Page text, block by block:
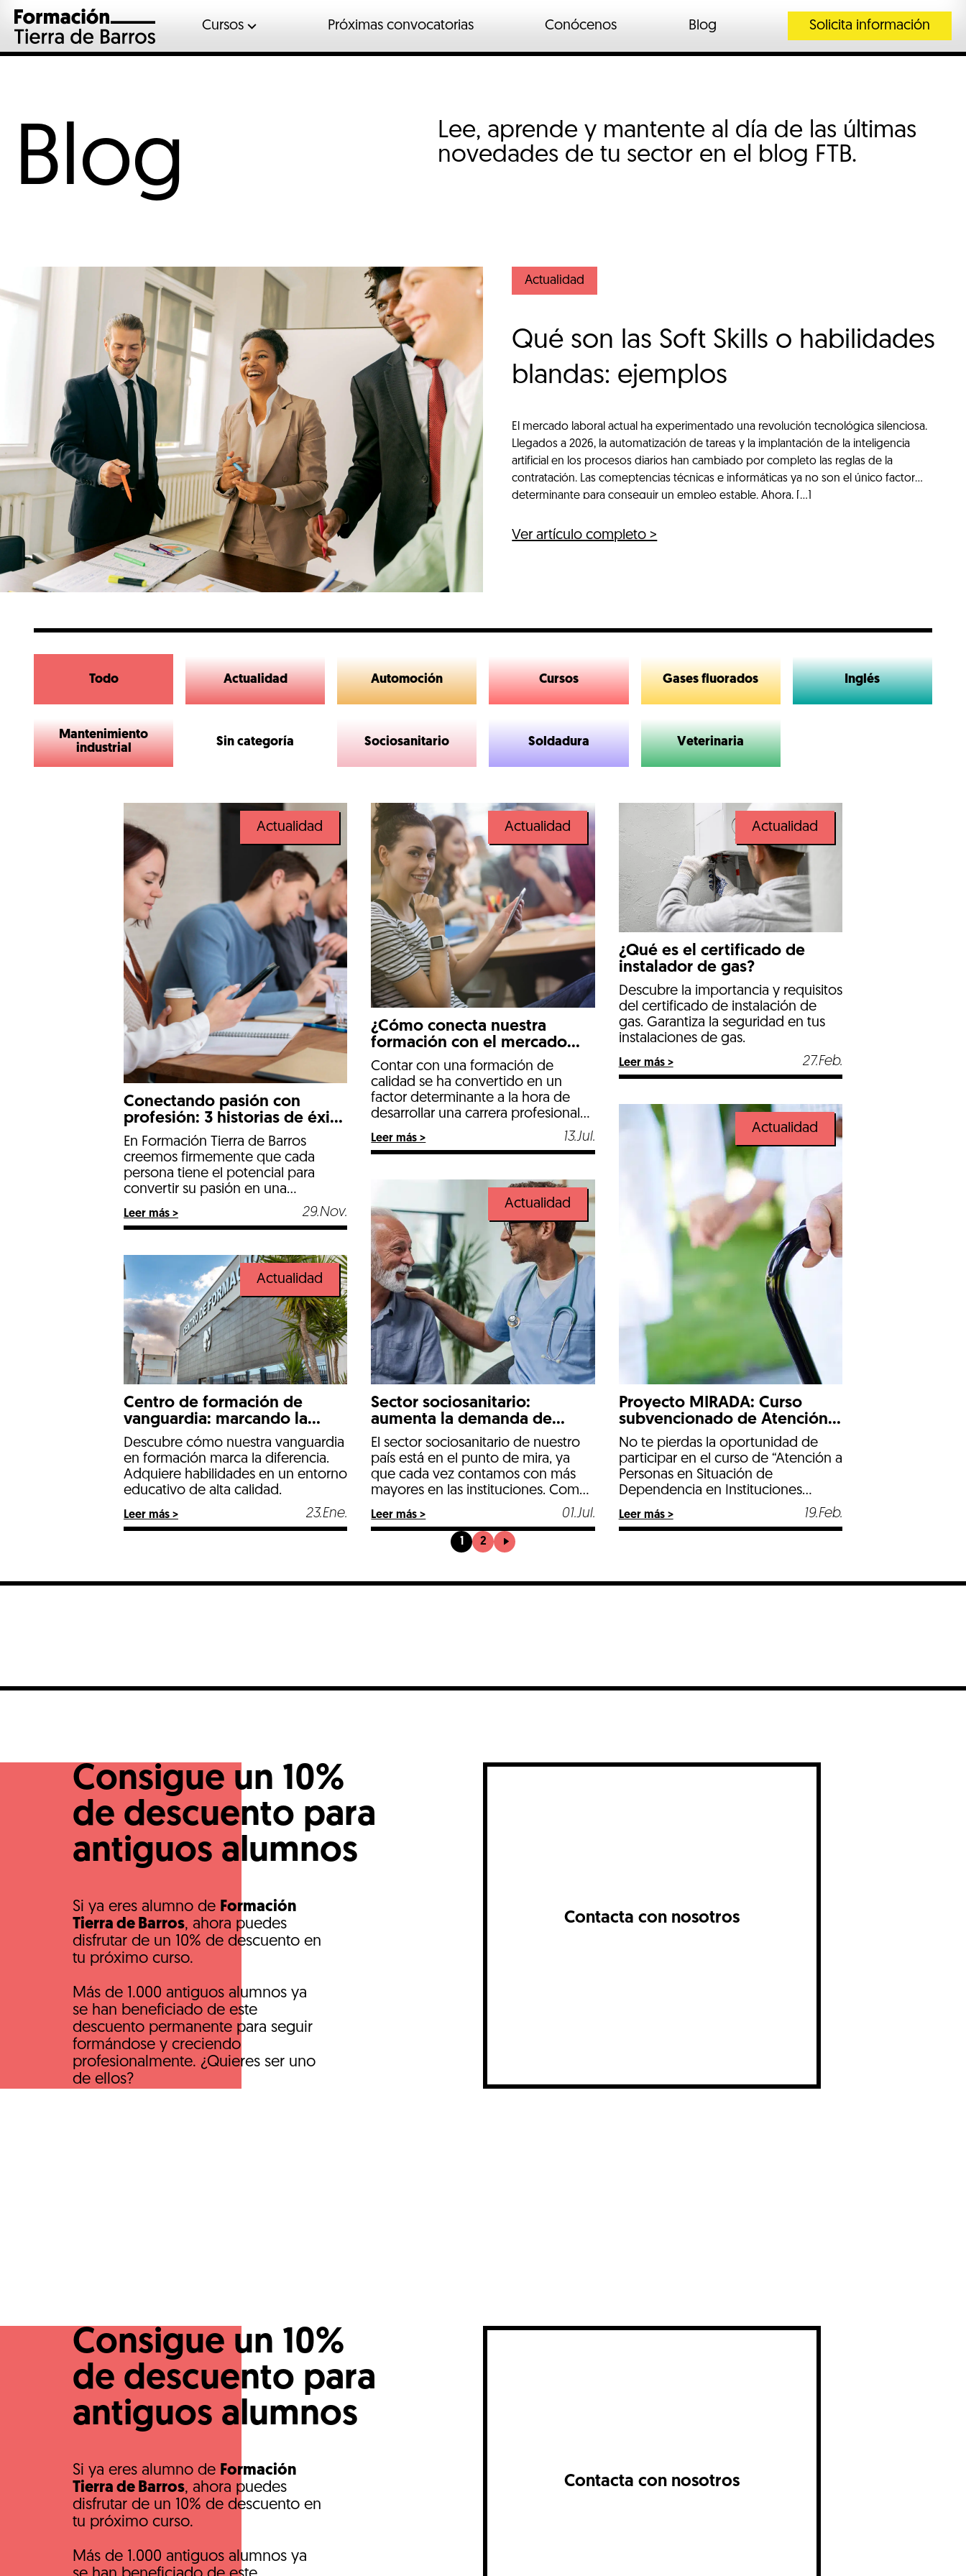
Cursos Próximas convocatorias Conócenos Blog Solicita información
Blog
Lee, aprende y mantente al día de las últimas
novedades de tu sector en el blog FTB.
Actualidad
Qué son las Soft Skills o habilidades
blandas: ejemplos
El mercado laboral actual ha experimentado una revolución tecnológica silenciosa.
Llegados a 2026, la automatización de tareas y la implantación de la inteligencia
artificial en los procesos diarios han cambiado por completo las reglas de la
contratación. Las comeptencias técnicas e informáticas ya no son el único factor
determinante para conseguir un empleo estable. Ahora, […]
Ver artículo completo >
Todo Actualidad Automoción Cursos Gases fluorados Inglés
Mantenimiento
industrial
Sin categoría Sociosanitario Soldadura Veterinaria
Actualidad
Conectando pasión con
profesión: 3 historias de éxito
en nuestra escuela
En Formación Tierra de Barros
creemos firmemente que cada
persona tiene el potencial para
convertir su pasión en una
profesión exitosa. Nuestra misión
siempre ha sido brindar las
nuestros estudiantes no solo
adquieran conocimientos, sino
también las habilidades prácticas
que les permitan destacar en el
mundo laboral. Hoy queremos
compartir algunas […]
Leer más > 29.Nov.
Actualidad
¿Cómo conecta nuestra
formación con el mercado
laboral?
Contar con una formación de
calidad se ha convertido en un
factor determinante a la hora de
desarrollar una carrera profesional
de éxito. No se trata solo de
adquirir conocimientos técnicos,
integral que prepare a los jóvenes
mundo profesional cada día más
agresivo y […]
Leer más > 13.Jul.
Actualidad
¿Qué es el certificado de
instalador de gas?
Descubre la importancia y requisitos
del certificado de instalación de
gas. Garantiza la seguridad en tus
instalaciones de gas.
Leer más > 27.Feb.
Actualidad
Centro de formación de
vanguardia: marcando la
diferencia
Descubre cómo nuestra vanguardia
en formación marca la diferencia.
Adquiere habilidades en un entorno
educativo de alta calidad.
Leer más > 23.Ene.
Actualidad
Sector sociosanitario:
aumenta la demanda de
perfiles masculinos
El sector sociosanitario de nuestro
país está en el punto de mira, ya
que cada vez contamos con más
mayores en las instituciones. Como
corroboran las previsiones del
Instituto Nacional de Estadística
(INE), la población española cada
vez envejece más rápido. Con las
de población con una edad mayor
Leer más > 01.Jul.
Actualidad
Proyecto MIRADA: Curso
subvencionado de Atención
Sociosanitaria a Personas en
Situación de Dependencia en
Instituciones Sociales
No te pierdas la oportunidad de
participar en el curso de “Atención a
Personas en Situación de
Dependencia en Instituciones
Sociales” organizado por el
Proyecto MIRADA de la Diputación
Leer más > 19.Feb.
1 2
Consigue un 10%
de descuento para
antiguos alumnos
Si ya eres alumno de Formación
Tierra de Barros, ahora puedes
disfrutar de un 10% de descuento en
tu próximo curso.
Más de 1.000 antiguos alumnos ya
se han beneficiado de este
descuento permanente para seguir
formándose y creciendo
profesionalmente. ¿Quieres ser uno
de ellos?
Contacta con nosotros
Consigue un 10%
de descuento para
antiguos alumnos
Si ya eres alumno de Formación
Tierra de Barros, ahora puedes
disfrutar de un 10% de descuento en
tu próximo curso.
Más de 1.000 antiguos alumnos ya
Contacta con nosotros